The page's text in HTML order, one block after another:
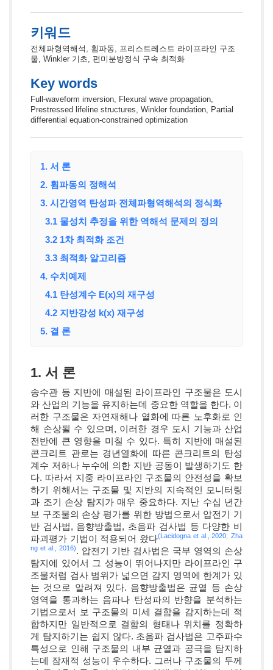
키워드
전체파형역해석, 휨파동, 프리스트레스트 라이프라인 구조
물, Winkler 기초, 편미분방정식 구속 최적화
Key words
Full-waveform inversion, Flexural wave propagation,
Prestressed lifeline structures, Winkler foundation, Partial
differential equation-constrained optimization
1. 서 론
2. 휨파동의 정해석
3. 시간영역 탄성파 전체파형역해석의 정식화
3.1 물성치 추정을 위한 역해석 문제의 정의
3.2 1차 최적화 조건
3.3 최적화 알고리즘
4. 수치예제
4.1 탄성계수 E(x)의 재구성
4.2 지반강성 k(x) 재구성
5. 결 론
1. 서 론
송수관 등 지반에 매설된 라이프라인 구조물은 도시
와 산업의 기능을 유지하는데 중요한 역할을 한다. 이
러한 구조물은 자연재해나 열화에 따른 노후화로 인
해 손상될 수 있으며, 이러한 경우 도시 기능과 산업
전반에 큰 영향을 미칠 수 있다. 특히 지반에 매설된
콘크리트 관로는 경년열화에 따른 콘크리트의 탄성
계수 저하나 누수에 의한 지반 공동이 발생하기도 한
다. 따라서 지중 라이프라인 구조물의 안전성을 확보
하기 위해서는 구조물 및 지반의 지속적인 모니터링
과 조기 손상 탐지가 매우 중요하다. 지난 수십 년간
보 구조물의 손상 평가를 위한 방법으로서 압전기 기
반 검사법, 음향방출법, 초음파 검사법 등 다양한 비
파괴평가 기법이 적용되어 왔다(Lacidogna et al., 2020; Zha
ng et al., 2016). 압전기 기반 검사법은 국부 영역의 손상
탐지에 있어서 그 성능이 뛰어나지만 라이프라인 구
조물처럼 검사 범위가 넓으면 감지 영역에 한계가 있
는 것으로 알려져 있다. 음향방출법은 균열 등 손상
영역을 통과하는 음파나 탄성파의 반향을 분석하는
기법으로서 보 구조물의 미세 결함을 감지하는데 적
합하지만 일반적으로 결함의 형태나 위치를 정확하
게 탐지하기는 쉽지 않다. 초음파 검사법은 고주파수
특성으로 인해 구조물의 내부 균열과 공극을 탐지하
는데 잠재적 성능이 우수하다. 그러나 구조물의 두께